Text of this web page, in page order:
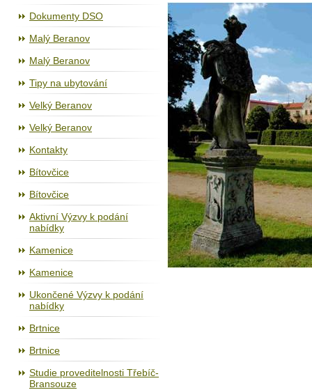
Dokumenty DSO
Malý Beranov
Malý Beranov
Tipy na ubytování
Velký Beranov
Velký Beranov
Kontakty
Bítovčice
Bítovčice
Aktivní Výzvy k podání
nabídky
Kamenice
Kamenice
Ukončené Výzvy k podání
nabídky
Brtnice
Brtnice
Studie proveditelnosti Třebíč-
Bransouze